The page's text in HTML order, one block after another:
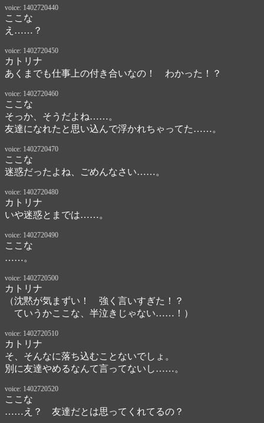
voice: 1402720440
ここな
え……？
voice: 1402720450
カトリナ
あくまでも仕事上の付き合いなの！　わかった！？
voice: 1402720460
ここな
そっか、そうだよね……。
友達になれたと思い込んで浮かれちゃってた……。
voice: 1402720470
ここな
迷惑だったよね、ごめんなさい……。
voice: 1402720480
カトリナ
いや迷惑とまでは……。
voice: 1402720490
ここな
……。
voice: 1402720500
カトリナ
（沈黙が気まずい！　強く言いすぎた！？
ていうかここな、半泣きじゃない……！）
voice: 1402720510
カトリナ
そ、そんなに落ち込むことないでしょ。
別に友達やめるなんて言ってないし……。
voice: 1402720520
ここな
……え？　友達だとは思ってくれてるの？